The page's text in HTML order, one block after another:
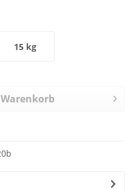
15 kg
Warenkorb